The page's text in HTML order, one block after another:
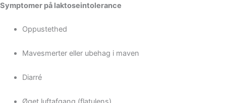
Symptomer på laktoseintolerance
Oppustethed
Mavesmerter eller ubehag i maven
Diarré